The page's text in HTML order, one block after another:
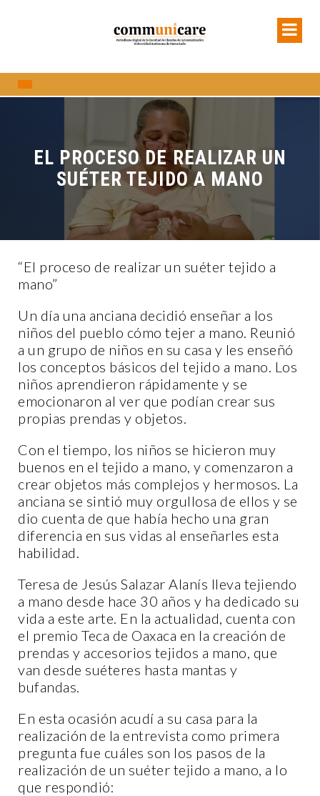
EL PROCESO DE REALIZAR UN
SUÉTER TEJIDO A MANO
“El proceso de realizar un suéter tejido a
mano”
Un día una anciana decidió enseñar a los
niños del pueblo cómo tejer a mano. Reunió
a un grupo de niños en su casa y les enseñó
los conceptos básicos del tejido a mano. Los
niños aprendieron rápidamente y se
emocionaron al ver que podían crear sus
propias prendas y objetos.
Con el tiempo, los niños se hicieron muy
buenos en el tejido a mano, y comenzaron a
crear objetos más complejos y hermosos. La
anciana se sintió muy orgullosa de ellos y se
dio cuenta de que había hecho una gran
diferencia en sus vidas al enseñarles esta
habilidad.
Teresa de Jesús Salazar Alanís lleva tejiendo
a mano desde hace 30 años y ha dedicado su
vida a este arte. En la actualidad, cuenta con
el premio Teca de Oaxaca en la creación de
prendas y accesorios tejidos a mano, que
van desde suéteres hasta mantas y
bufandas.
En esta ocasión acudí a su casa para la
realización de la entrevista como primera
pregunta fue cuáles son los pasos de la
realización de un suéter tejido a mano, a lo
que respondió: